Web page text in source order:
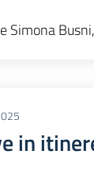
Simona
in